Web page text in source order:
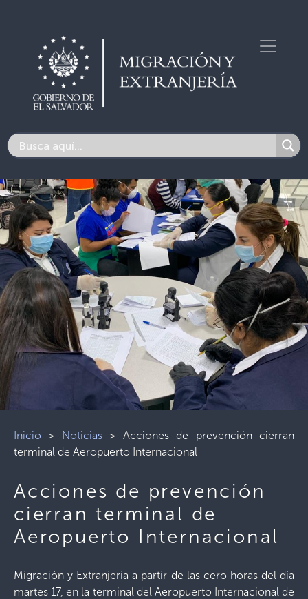
Inicio > Noticias> Acciones de prevención cierran
terminal de Aeropuerto Internacional
Acciones de prevención
cierran terminal de
Aeropuerto Internacional
Migración y Extranjería a partir de las cero horas del día
martes 17, en la terminal del Aeropuerto Internacional de